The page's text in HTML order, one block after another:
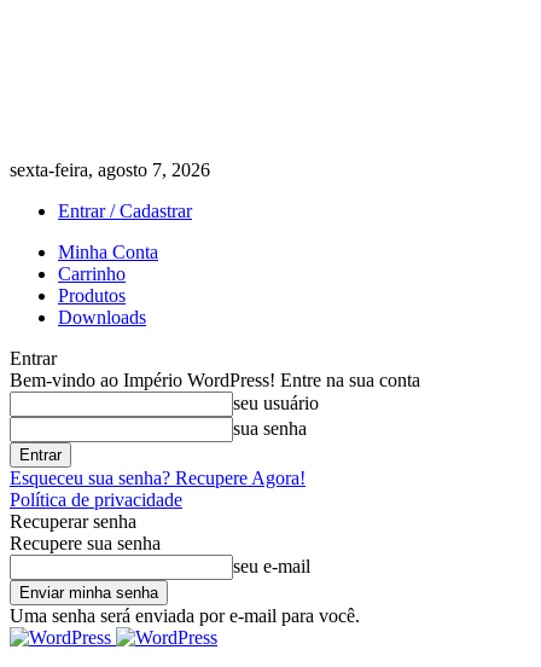
sexta-feira, agosto 7, 2026
Entrar / Cadastrar
Minha Conta
Carrinho
Produtos
Downloads
Entrar
Bem-vindo ao Império WordPress! Entre na sua conta
seu usuário
sua senha
Esqueceu sua senha? Recupere Agora!
Política de privacidade
Recuperar senha
Recupere sua senha
seu e-mail
Uma senha será enviada por e-mail para você.